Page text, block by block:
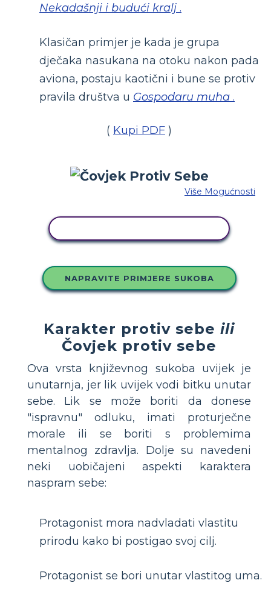
Nekadašnji i budući kralj .
Klasičan primjer je kada je grupa
dječaka nasukana na otoku nakon pada
aviona, postaju kaotični i bune se protiv
pravila društva u Gospodaru muha .
( Kupi PDF )
Više Mogućnosti
NAPRAVITE PRIMJERE SUKOBA
Karakter protiv sebe ili
Čovjek protiv sebe
Ova vrsta književnog sukoba uvijek je
unutarnja, jer lik uvijek vodi bitku unutar
sebe. Lik se može boriti da donese
"ispravnu" odluku, imati proturječne
morale ili se boriti s problemima
mentalnog zdravlja. Dolje su navedeni
neki uobičajeni aspekti karaktera
naspram sebe:
Protagonist mora nadvladati vlastitu
prirodu kako bi postigao svoj cilj.
Protagonist se bori unutar vlastitog uma.